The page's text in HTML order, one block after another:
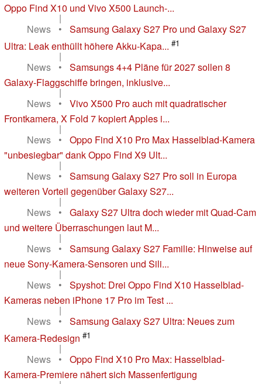
Oppo Find X10 und Vivo X500 Launch-...
|
News
•
Samsung Galaxy S27 Pro und Galaxy S27
Ultra: Leak enthüllt höhere Akku-Kapa... #1
|
News
•
Samsungs 4+4 Pläne für 2027 sollen 8
Galaxy-Flaggschiffe bringen, inklusive...
|
News
•
Vivo X500 Pro auch mit quadratischer
Frontkamera, X Fold 7 kopiert Apples i...
|
News
•
Oppo Find X10 Pro Max Hasselblad-Kamera
"unbesiegbar" dank Oppo Find X9 Ult...
|
News
•
Samsung Galaxy S27 Pro soll in Europa
weiteren Vorteil gegenüber Galaxy S27...
|
News
•
Galaxy S27 Ultra doch wieder mit Quad-Cam
und weitere Überraschungen laut M...
|
News
•
Samsung Galaxy S27 Familie: Hinweise auf
neue Sony-Kamera-Sensoren und Sili...
|
News
•
Spyshot: Drei Oppo Find X10 Hasselblad-
Kameras neben iPhone 17 Pro im Test ...
|
News
•
Samsung Galaxy S27 Ultra: Neues zum
Kamera-Redesign #1
|
News
•
Oppo Find X10 Pro Max: Hasselblad-
Kamera-Premiere nähert sich Massenfertigung